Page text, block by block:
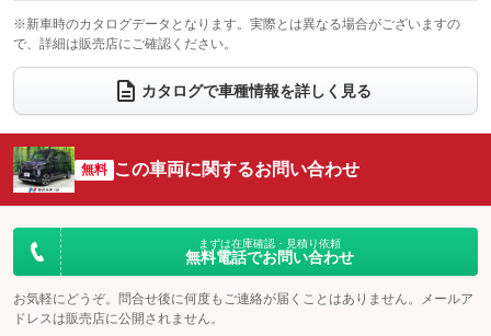
電動格納サードシート
：装備なし シートヒーター
：装備あり
ウォークスルー
電動リアゲート フロントカメラ
：装備あり
シートエアコン
：装備なし 全周囲カメラ
：装備あり
サイドカメラ
：装備あり ルーフレール
：装備なし
エアサスペンション ヘッドライトウォッシャー
※新車時のカタログデータとなります。実際とは異なる場合がございますの
で、詳細は販売店にご確認ください。
カタログで車種情報を詳しく見る
無料 この車両に関するお問い合わせ
まずは在庫確認・見積り依頼
無料電話でお問い合わせ
お気軽にどうぞ。問合せ後に何度もご連絡が届くことはありません。メールア
ドレスは販売店に公開されません。